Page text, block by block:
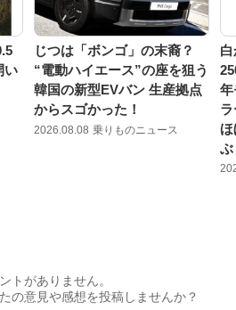
い
じつは「ボンゴ」の末裔？
“電動ハイエース”の座を狙う
韓国の新型EVバン 生産拠点
からスゴかった！
2026.08.08 乗りものニュース
年
ほ
ぶ
トがありません。
の意見や感想を投稿しませんか？